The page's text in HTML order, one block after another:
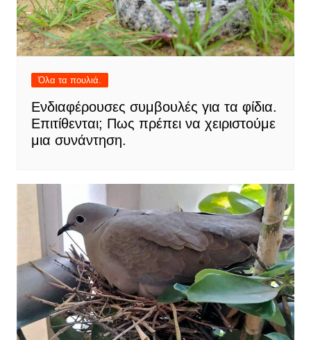
Όλα τα πουλιά.
Ενδιαφέρουσες συμβουλές για τα φίδια.
Επιτίθενται; Πως πρέπει να χειριστούμε
μια συνάντηση.